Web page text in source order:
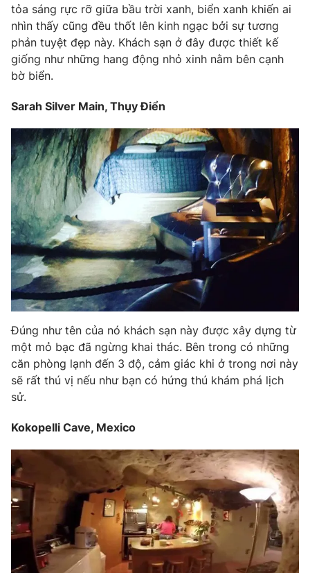
tỏa sáng rực rỡ giữa bầu trời xanh, biển xanh khiến ai
nhìn thấy cũng đều thốt lên kinh ngạc bởi sự tương
phản tuyệt đẹp này. Khách sạn ở đây được thiết kế
giống như những hang động nhỏ xinh nằm bên cạnh
bờ biển.
Sarah Silver Main, Thụy Điển
Đúng như tên của nó khách sạn này được xây dựng từ
một mỏ bạc đã ngừng khai thác. Bên trong có những
căn phòng lạnh đến 3 độ, cảm giác khi ở trong nơi này
sẽ rất thú vị nếu như bạn có hứng thú khám phá lịch
sử.
Kokopelli Cave, Mexico